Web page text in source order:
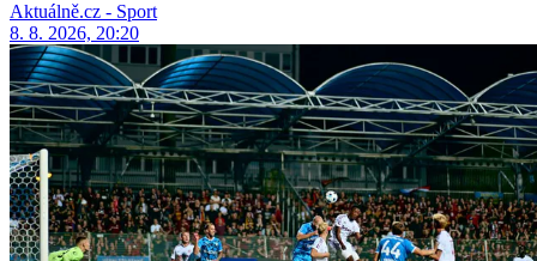
Aktuálně.cz - Sport
8. 8. 2026, 20:20